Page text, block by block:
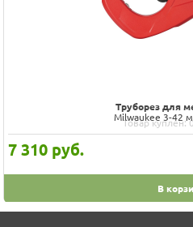
Труборез для
Milwaukee 3-42
Товар куплен:
7 310 руб.
В